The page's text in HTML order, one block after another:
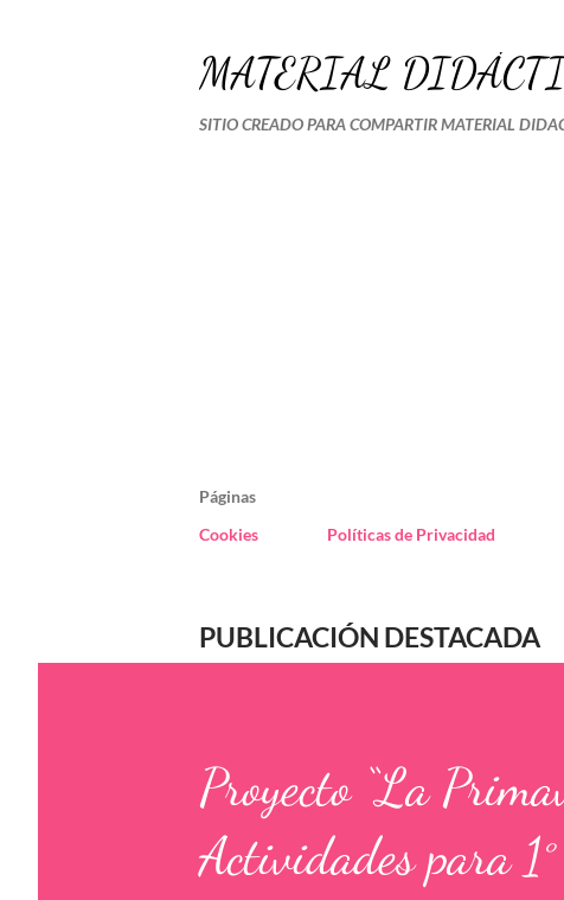
MATERIAL
SITIO CREADO PARA COMPARTIR MATERIAL
Páginas
Cookies
Políticas de Privacidad
PUBLICACIÓN DESTACADA
Proyecto “La
Actividades para